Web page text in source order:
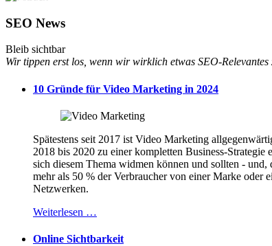
SEO News
Bleib sichtbar
Wir tippen erst los, wenn wir wirklich etwas SEO-Relevantes
10 Gründe für Video Marketing in 2024
Spätestens seit 2017 ist Video Marketing
2018 bis 2020 zu einer kompletten Business-
sich diesem Thema widmen können und sollten -
mehr als 50 % der Verbraucher von einer Marke oder
Netzwerken.
Weiterlesen …
Online Sichtbarkeit